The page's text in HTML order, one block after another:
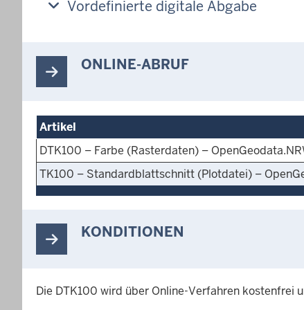
Vordefinierte digitale Abgabe
ONLINE-ABRUF
Artikel
DTK100 – Farbe (Rasterdaten) –
TK100 – Standardblattschnitt (Plotdatei) –
KONDITIONEN
Die DTK100 wird über Online-Verfahren kostenfrei